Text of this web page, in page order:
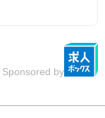
Sponsored by